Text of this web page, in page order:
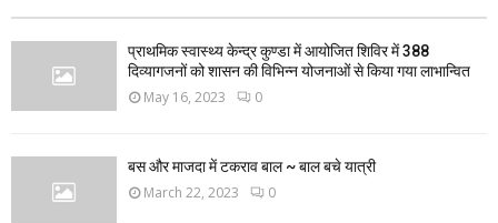
प्राथमिक स्वास्थ्य केन्द्र कुण्डा में आयोजित शिविर में 388
दिव्यागजनों को शासन की विभिन्न योजनाओं से किया गया लाभान्वित
May 16, 2023 0
बस और माजदा में टकराव बाल ~ बाल बचे यात्री
March 22, 2023 0